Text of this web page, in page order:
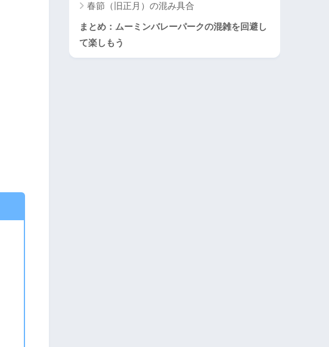
春節（旧正月）の混み具合
まとめ：ムーミンバレーパークの混雑を回避し
て楽しもう